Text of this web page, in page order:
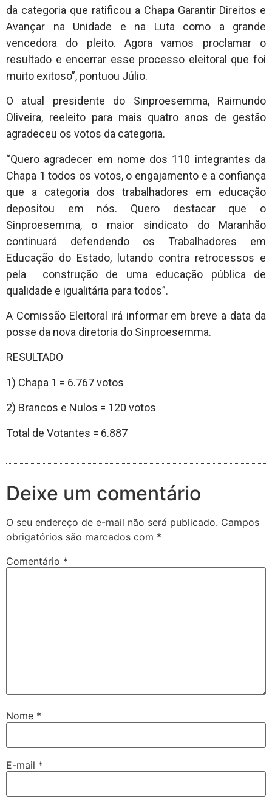
da categoria que ratificou a Chapa Garantir Direitos e
Avançar na Unidade e na Luta como a grande
vencedora do pleito. Agora vamos proclamar o
resultado e encerrar esse processo eleitoral que foi
muito exitoso”, pontuou Júlio.
O atual presidente do Sinproesemma, Raimundo
Oliveira, reeleito para mais quatro anos de gestão
agradeceu os votos da categoria.
“Quero agradecer em nome dos 110 integrantes da
Chapa 1 todos os votos, o engajamento e a confiança
que a categoria dos trabalhadores em educação
depositou em nós. Quero destacar que o
Sinproesemma, o maior sindicato do Maranhão
continuará defendendo os Trabalhadores em
Educação do Estado, lutando contra retrocessos e
pela construção de uma educação pública de
qualidade e igualitária para todos”.
A Comissão Eleitoral irá informar em breve a data da
posse da nova diretoria do Sinproesemma.
RESULTADO
1) Chapa 1 = 6.767 votos
2) Brancos e Nulos = 120 votos
Total de Votantes = 6.887
Deixe um comentário
O seu endereço de e-mail não será publicado. Campos
obrigatórios são marcados com *
Comentário *
Nome *
E-mail *